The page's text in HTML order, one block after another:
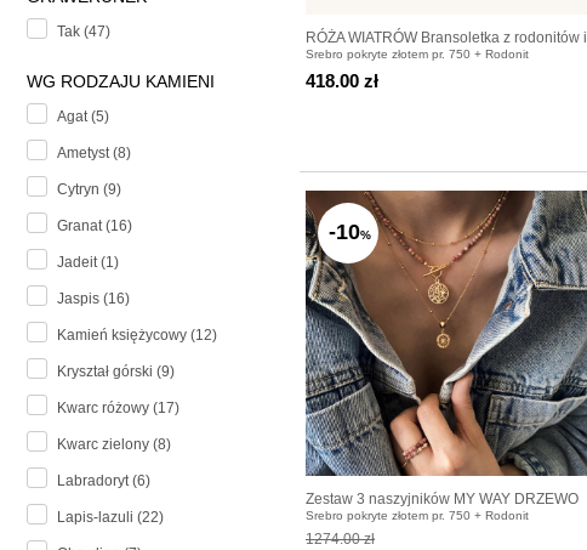
Tak (47)
WG RODZAJU KAMIENI
Agat (5)
Ametyst (8)
Cytryn (9)
Granat (16)
Jadeit (1)
Jaspis (16)
Kamień księżycowy (12)
Kryształ górski (9)
Kwarc różowy (17)
Kwarc zielony (8)
Labradoryt (6)
Lapis-lazuli (22)
RÓŻA WIATRÓW Bransoletka z rodonitów i
srebra pozłacanego
Srebro pokryte złotem pr. 750 + Rodonit
418.00 zł
-10%
Zestaw 3 naszyjników MY WAY DRZEWO
RÓŻA
Srebro pokryte złotem pr. 750 + Rodonit
1274.00 zł